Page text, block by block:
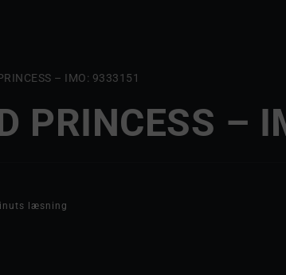
– IMO: 9333151
PRINCESS –
læsning